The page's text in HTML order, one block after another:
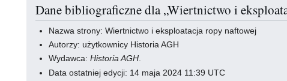
Dane bibliograficzne dla „Wiertnictwo i
Nazwa strony: Wiertnictwo i eksploatacja ropy naftowej
Autorzy: użytkownicy Historia AGH
Wydawca:Historia AGH.
Data ostatniej edycji: 14 maja 2024 11:39 UTC